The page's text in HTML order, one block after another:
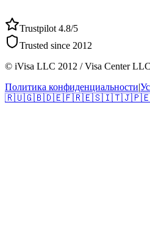
Trustpilot 4.8/5
Trusted since 2012
© iVisa LLC 2012 / Visa Center
Политика конфиденциальности|
🇷🇺🇬🇧🇩🇪🇫🇷🇪🇸🇮🇹🇯🇵